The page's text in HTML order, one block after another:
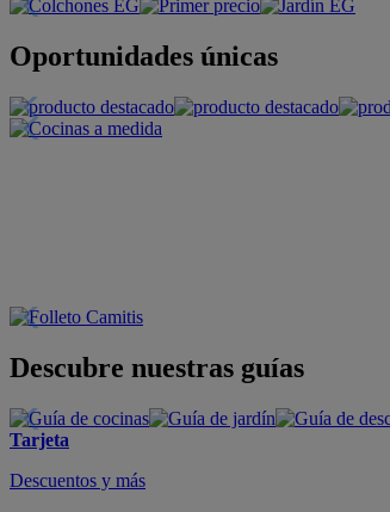
Oportunidades únicas
Descubre nuestras guías
Tarjeta
Descuentos y más